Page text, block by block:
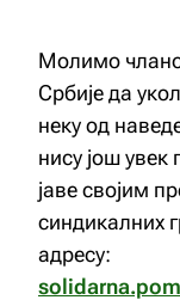
Молимо
Србије да
неку од
нису још увек
јаве својим
синдикалних
адресу: